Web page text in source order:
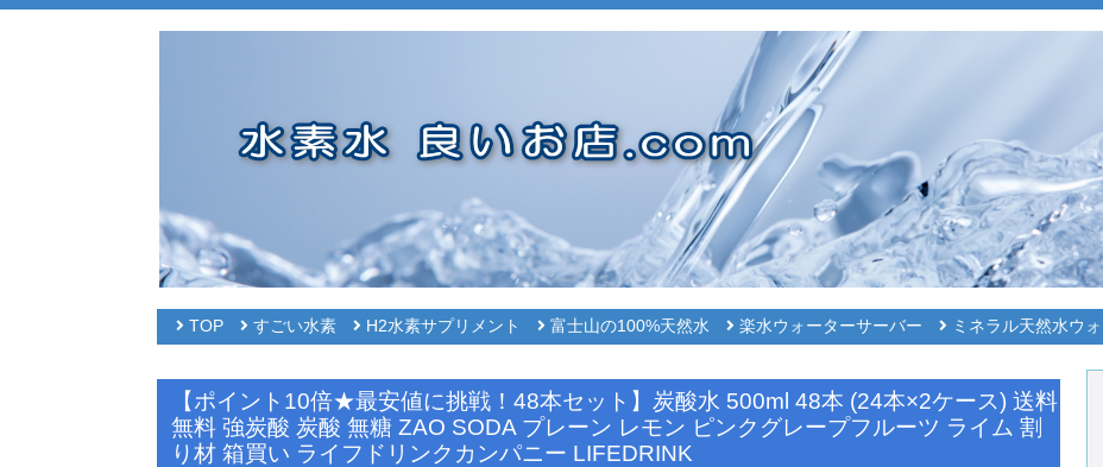
TOP すごい水素 H2水素サプリメント 富士山の100%天然水 楽水ウォーターサーバー ミネラル天然水ウ
【ポイント10倍★最安値に挑戦！48本セット】炭酸水 500ml 48本 (24本×2ケース) 送料
無料 強炭酸 炭酸 無糖 ZAO SODA プレーン レモン ピンクグレープフルーツ ライム 割
り材 箱買い ライフドリンクカンパニー LIFEDRINK